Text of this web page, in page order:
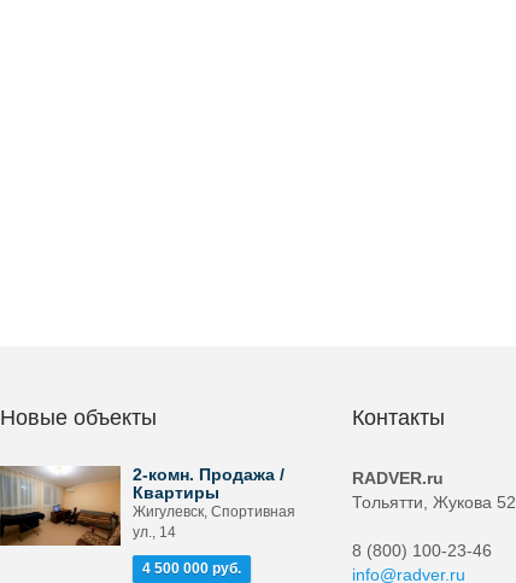
Новые объекты
2-комн. Продажа /
Квартиры
Жигулевск, Спортивная
ул., 14
4 500 000 руб.
Контакты
RADVER.ru
Тольятти, Жукова 52
8 (800) 100-23-46
info@radver.ru